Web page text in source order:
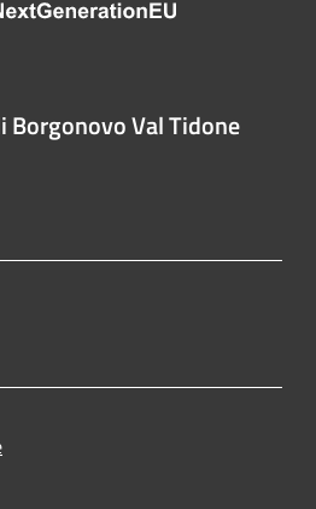
Borgonovo Val Tidone